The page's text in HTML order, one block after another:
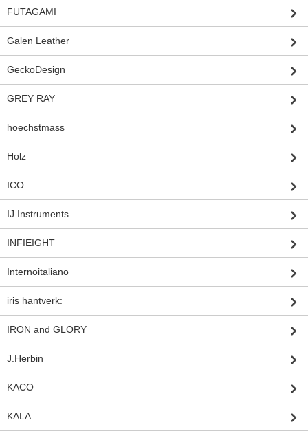
FUTAGAMI
Galen Leather
GeckoDesign
GREY RAY
hoechstmass
Holz
ICO
IJ Instruments
INFIEIGHT
Internoitaliano
iris hantverk:
IRON and GLORY
J.Herbin
KACO
KALA